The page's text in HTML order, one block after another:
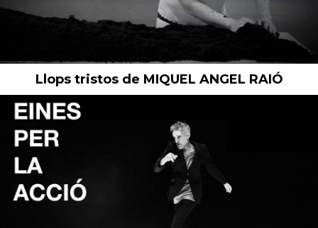
Llops tristos de MIQUEL ANGEL RAIÓ